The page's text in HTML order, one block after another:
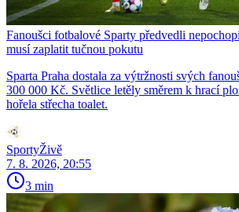
Fanoušci fotbalové Sparty předvedli
musí zaplatit tučnou pokutu
Sparta Praha dostala za výtržnosti svých
300 000 Kč. Světlice letěly směrem k hrací
hořela střecha toalet.
SportyŽivě
7. 8. 2026, 20:55
3 min